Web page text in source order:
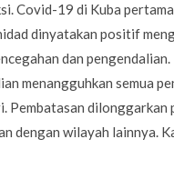
Covid-19 di Kuba
dinyatakan positif
dan
menangguhkan semua
Pembatasan
dengan wilayah lainnya.